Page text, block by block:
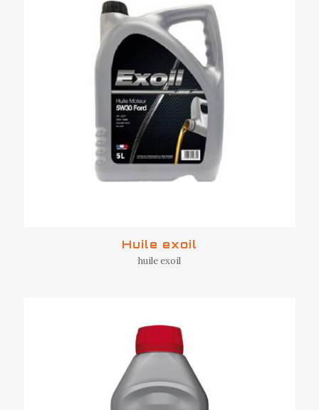
Huile exoil
huile exoil